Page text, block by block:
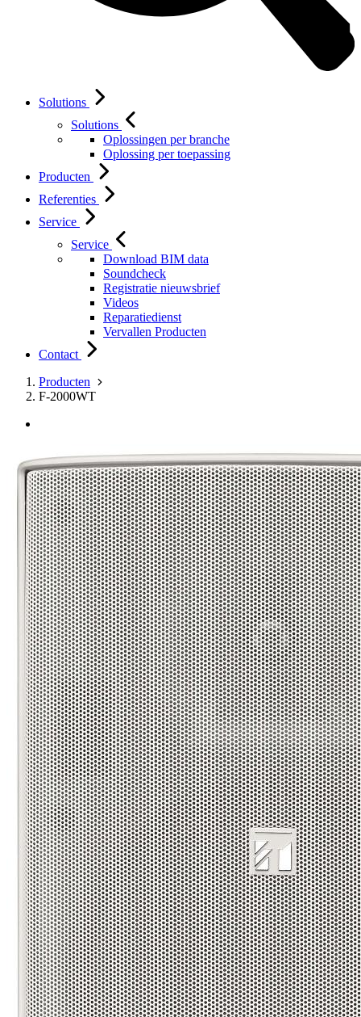
Solutions
Solutions
Oplossingen per branche
Oplossing per toepassing
Producten
Referenties
Service
Service
Download BIM data
Soundcheck
Registratie nieuwsbrief
Videos
Reparatiedienst
Vervallen Producten
Contact
Producten
F-2000WT